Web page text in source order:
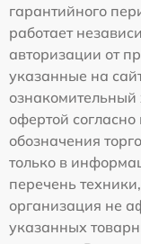
гарантийного
работает
авторизации от
указанные на
ознакомительный
офертой
обозначения
только в
перечень
организация не
указанных